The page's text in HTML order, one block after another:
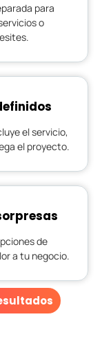
para
o
el servicio,
el proyecto.
de
a tu negocio.